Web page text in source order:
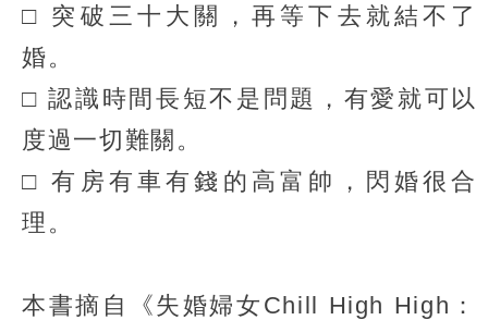
□ 突破三十大關，再等下去就結不了
婚。
□ 認識時間長短不是問題，有愛就可以
度過一切難關。
□ 有房有車有錢的高富帥，閃婚很合
理。
本書摘自《失婚婦女Chill High High：